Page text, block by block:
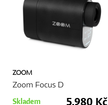
ZOOM
Zoom Focus D
Skladem 5.980 Kč